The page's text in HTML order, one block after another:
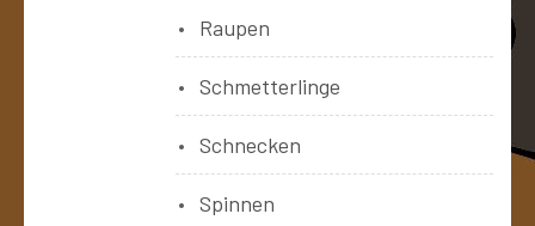
Raupen
Schmetterlinge
Schnecken
Spinnen